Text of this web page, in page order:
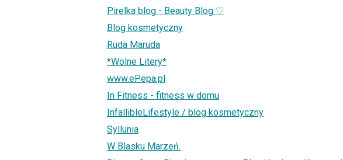
Pirelka blog - Beauty Blog ♡
Blog kosmetyczny
Ruda Maruda
*Wolne Litery*
www.ePepa.pl
In Fitness - fitness w domu
InfallibleLifestyle / blog kosmetyczny
Syllunia
W Blasku Marzeń.